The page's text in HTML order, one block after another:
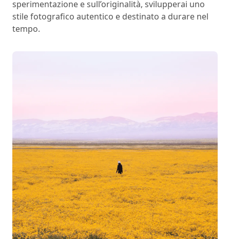
sperimentazione e sull’originalità, svilupperai uno
stile fotografico autentico e destinato a durare nel
tempo.